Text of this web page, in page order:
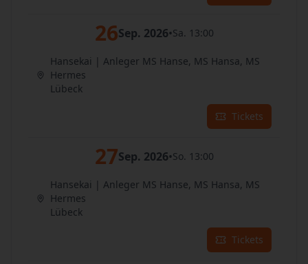
26Sep. 2026•Sa. 13:00
Hansekai | Anleger MS Hanse, MS Hansa, MS
Hermes
Lübeck
Tickets
27Sep. 2026•So. 13:00
Hansekai | Anleger MS Hanse, MS Hansa, MS
Hermes
Lübeck
Tickets